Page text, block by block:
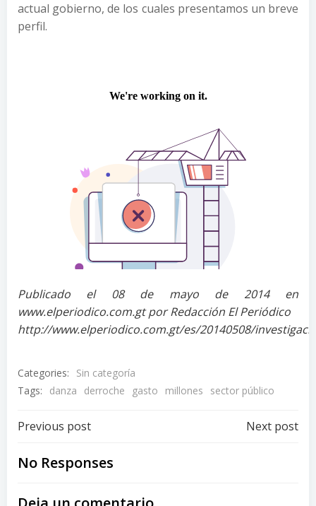
actual gobierno, de los cuales presentamos un breve
perfil.
Publicado el 08 de mayo de 2014 en
www.elperiodico.com.gt por Redacción El Periódico
http://www.elperiodico.com.gt/es/20140508/
Categories:
Sin categoría
Tags:
danza derroche gasto millones sector público
Post
navigation
Previous post Next post
No Responses